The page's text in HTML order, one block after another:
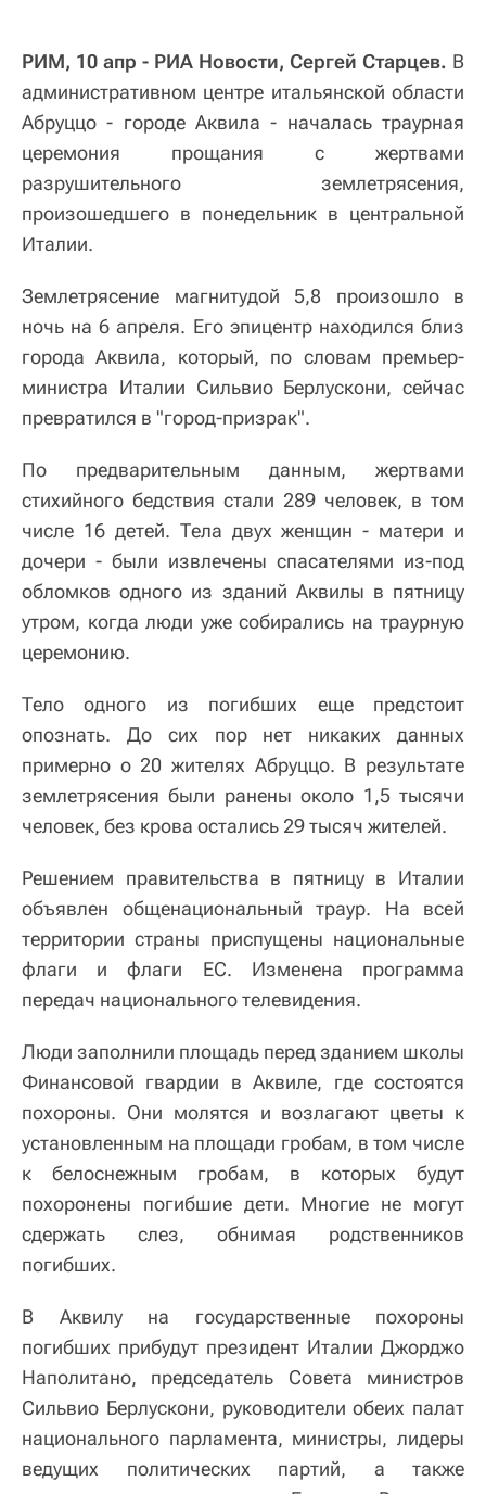
РИМ, 10 апр - РИА Новости, Сергей Старцев. В
административном центре итальянской области
Абруццо - городе Аквила - началась траурная
церемония прощания с жертвами
разрушительного землетрясения,
произошедшего в понедельник в центральной
Италии.
Землетрясение магнитудой 5,8 произошло в
ночь на 6 апреля. Его эпицентр находился близ
города Аквила, который, по словам премьер-
министра Италии Сильвио Берлускони, сейчас
превратился в "город-призрак".
По предварительным данным, жертвами
стихийного бедствия стали 289 человек, в том
числе 16 детей. Тела двух женщин - матери и
дочери - были извлечены спасателями из-под
обломков одного из зданий Аквилы в пятницу
утром, когда люди уже собирались на траурную
церемонию.
Тело одного из погибших еще предстоит
опознать. До сих пор нет никаких данных
примерно о 20 жителях Абруццо. В результате
землетрясения были ранены около 1,5 тысячи
человек, без крова остались 29 тысяч жителей.
Решением правительства в пятницу в Италии
объявлен общенациональный траур. На всей
территории страны приспущены национальные
флаги и флаги ЕС. Изменена программа
передач национального телевидения.
Люди заполнили площадь перед зданием школы
Финансовой гвардии в Аквиле, где состоятся
похороны. Они молятся и возлагают цветы к
установленным на площади гробам, в том числе
к белоснежным гробам, в которых будут
похоронены погибшие дети. Многие не могут
сдержать слез, обнимая родственников
погибших.
В Аквилу на государственные похороны
погибших прибудут президент Италии Джорджо
Наполитано, председатель Совета министров
Сильвио Берлускони, руководители обеих палат
национального парламента, министры, лидеры
ведущих политических партий, а также